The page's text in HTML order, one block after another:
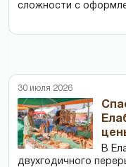
сложности с
30 июля 2026
В
двухгодичного